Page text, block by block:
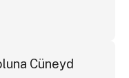
Cüneyd